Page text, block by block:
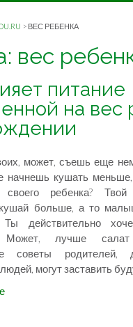
> ВЕС РЕБЕНКА
вес
питание
на вес
может, съешь еще
начнешь кушать
своего ребенка?
кушай больше, а то
Ты действительно
Может, лучше
советы
могут заставить